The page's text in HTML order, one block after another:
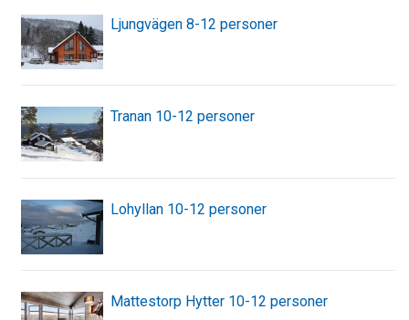
Ljungvägen 8-12 personer
Tranan 10-12 personer
Lohyllan 10-12 personer
Mattestorp Hytter 10-12 personer